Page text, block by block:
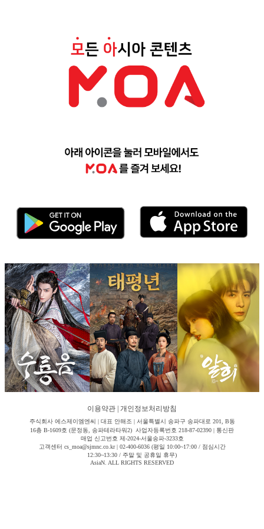
이용약관 개인정보처리방침
주식회사 에스제이엠엔씨 | 대표 안해조 | 서울특별시 송파구 송파대로 201, B동
16층 B-1609호 (문정동, 송파테라타워2) 사업자등록번호 218-87-02390 | 통신판
매업 신고번호 제-2024-서울송파-3233호
고객센터 cs_moa@sjmnc.co.kr | 02-400-6036 (평일 10:00~17:00 / 점심시간
12:30~13:30 / 주말 및 공휴일 휴무)
AsiaN. ALL RIGHTS RESERVED